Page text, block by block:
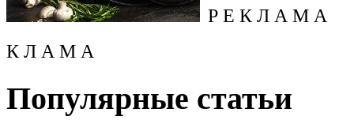
Р Е К Л А М А
К Л А М А
Популярные статьи